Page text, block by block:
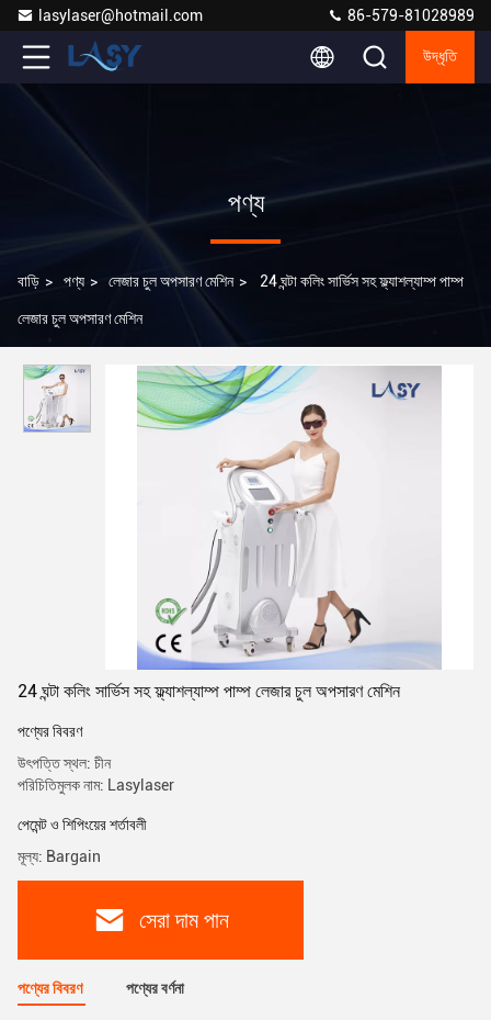
lasylaser@hotmail.com 86-579-81028989
উদ্ধৃতি
পণ্য
বাড়ি > পণ্য > লেজার চুল অপসারণ মেশিন > 24 ঘন্টা কলিং সার্ভিস সহ ফ্ল্যাশল্যাম্প পাম্প
লেজার চুল অপসারণ মেশিন
24 ঘন্টা কলিং সার্ভিস সহ ফ্ল্যাশল্যাম্প পাম্প লেজার চুল অপসারণ মেশিন
পণ্যের বিবরণ
উৎপত্তি স্থল: চীন
পরিচিতিমুলক নাম: Lasylaser
পেমেন্ট ও শিপিংয়ের শর্তাবলী
মূল্য: Bargain
সেরা দাম পান
পণ্যের বিবরণ পণ্যের বর্ণনা